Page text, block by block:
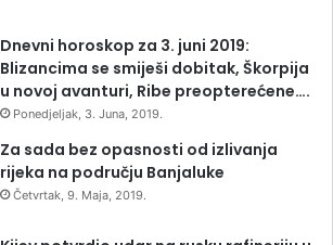
Dnevni horoskop za 3. juni 2019:
Blizancima se smiješi dobitak, Škorpija
u novoj avanturi, Ribe preopterećene….
Ponedjeljak, 3. Juna, 2019.
Za sada bez opasnosti od izlivanja
rijeka na području Banjaluke
Četvrtak, 9. Maja, 2019.